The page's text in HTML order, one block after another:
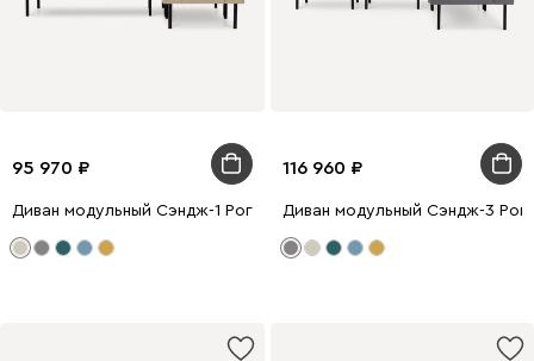
95 970
Диван модульный Сэндж-1 Рогожка Бежевый
116 960
Диван модульный Сэндж-3